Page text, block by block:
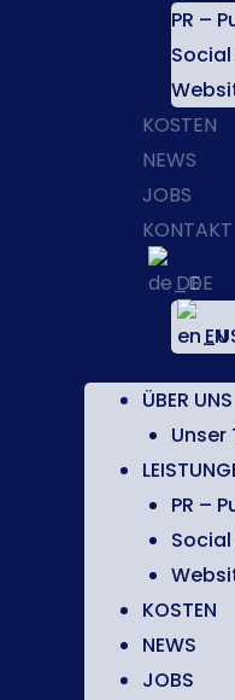
PR –
KOSTEN
NEWS
JOBS
KONTAKT
DE
EN
ÜBER UNS
Unser
PR –
KOSTEN
NEWS
JOBS